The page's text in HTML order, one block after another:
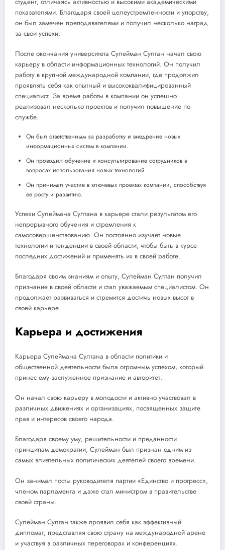
показателями. Благодаря своей целеустремленности и упорству,
он был замечен преподавателями и получил несколько наград
за свои успехи.
После окончания университета Сулейман Султан начал свою
карьеру в области информационных технологий. Он получил
работу в крупной международной компании, где продолжил
проявлять себя как опытный и высококвалифицированный
специалист. За время работы в компании он успешно
реализовал несколько проектов и получил повышение по
службе.
Он был ответственным за разработку и внедрение новых
информационных систем в компании.
Он проводил обучение и консультирование сотрудников в
вопросах использования новых технологий.
Он принимал участие в ключевых проектах компании, способствуя
ее росту и развитию.
Успехи Сулеймана Султана в карьере стали результатом его
непрерывного обучения и стремления к
самосовершенствованию. Он постоянно изучает новые
технологии и тенденции в своей области, чтобы быть в курсе
последних достижений и применять их в своей работе.
Благодаря своим знаниям и опыту, Сулейман Султан получил
признание в своей области и стал уважаемым специалистом. Он
продолжает развиваться и стремится достичь новых высот в
своей карьере.
Карьера и достижения
Карьера Сулеймана Султана в области политики и
общественной деятельности была огромным успехом, который
принес ему заслуженное признание и авторитет.
Он начал свою карьеру в молодости и активно участвовал в
различных движениях и организациях, посвященных защите
прав и интересов своего народа.
Благодаря своему уму, решительности и преданности
принципам демократии, Сулейман был признан одним из
самых влиятельных политических деятелей своего времени.
Он занимал посты руководителя партии «Единство и прогресс»,
членом парламента и даже стал министром в правительстве
своей страны.
Сулейман Султан также проявил себя как эффективный
дипломат, представляя свою страну на международной арене
и участвуя в различных переговорах и конференциях.